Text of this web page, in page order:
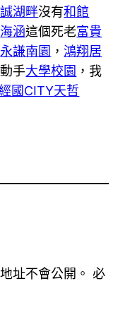
湖畔沒有和館
海涵這個死老富貴
永謙南園 ，鴻翔居
手大學校園 ，我
國CITY天哲
址不會公開。 必